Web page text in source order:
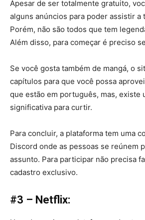
Apesar de ser totalmente gratuito,
alguns anúncios para poder assistir a
Porém, não são todos que tem
Além disso, para começar é preciso
Se você gosta também de mangá, o
capítulos para que você possa
que estão em português, mas, existe
significativa para curtir.
Para concluir, a plataforma tem uma
Discord onde as pessoas se reúnem
assunto. Para participar não precisa
cadastro exclusivo.
#3 – Netflix: